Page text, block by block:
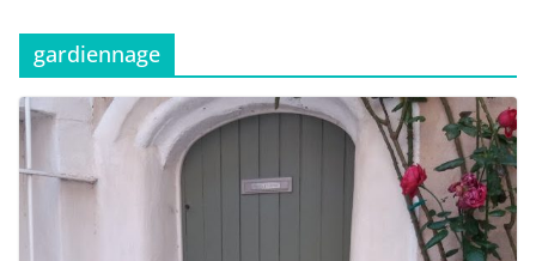
gardiennage